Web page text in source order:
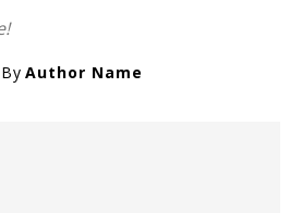
By Author Name